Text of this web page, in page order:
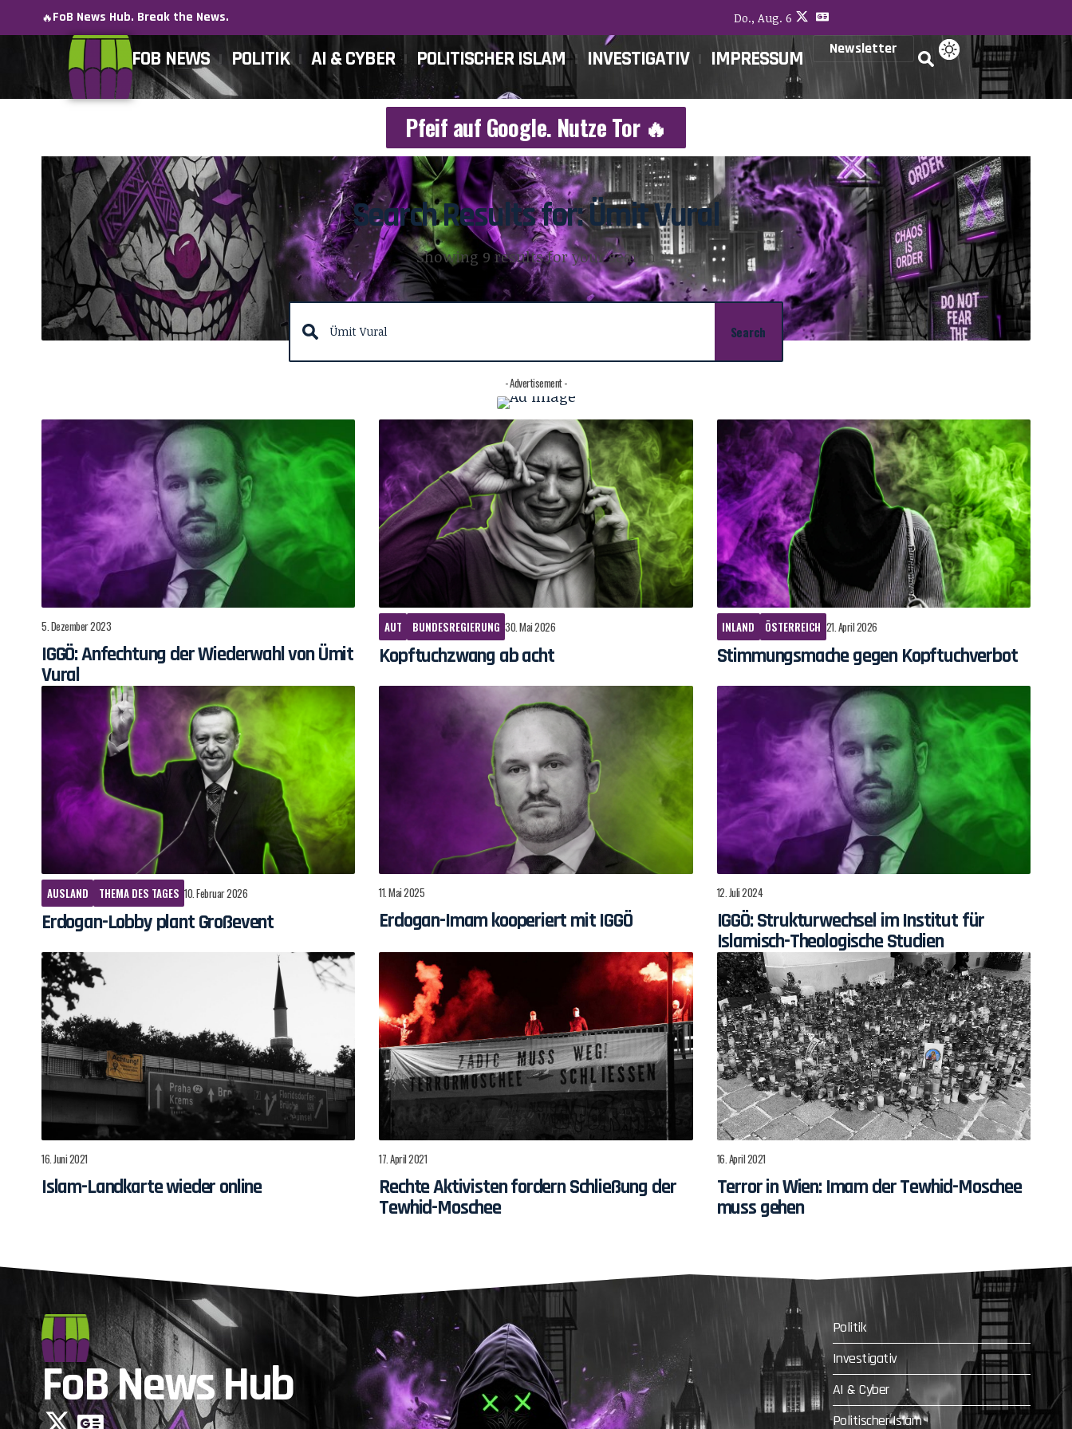
🔥FoB News Hub. Break the News. Do., Aug. 6
FOB NEWS POLITIK AI & CYBER POLITISCHER ISLAM INVESTIGATIV IMPRESSUM Newsletter
Pfeif auf Google. Nutze Tor 🔥
Search Results for: Ümit Vural
Showing 9 results for your search
- Advertisement -
5. Dezember 2023
IGGÖ: Anfechtung der Wiederwahl von Ümit
Vural
AUT BUNDESREGIERUNG 30. Mai 2026
Kopftuchzwang ab acht
INLAND ÖSTERREICH 21. April 2026
Stimmungsmache gegen Kopftuchverbot
AUSLAND THEMA DES TAGES 10. Februar 2026
Erdogan-Lobby plant Großevent
11. Mai 2025
Erdogan-Imam kooperiert mit IGGÖ
12. Juli 2024
IGGÖ: Strukturwechsel im Institut für
Islamisch-Theologische Studien
16. Juni 2021
Islam-Landkarte wieder online
17. April 2021
Rechte Aktivisten fordern Schließung der
Tewhid-Moschee
16. April 2021
Terror in Wien: Imam der Tewhid-Moschee
muss gehen
FoB News Hub
Politik
Investigativ
AI & Cyber
Politischer Islam